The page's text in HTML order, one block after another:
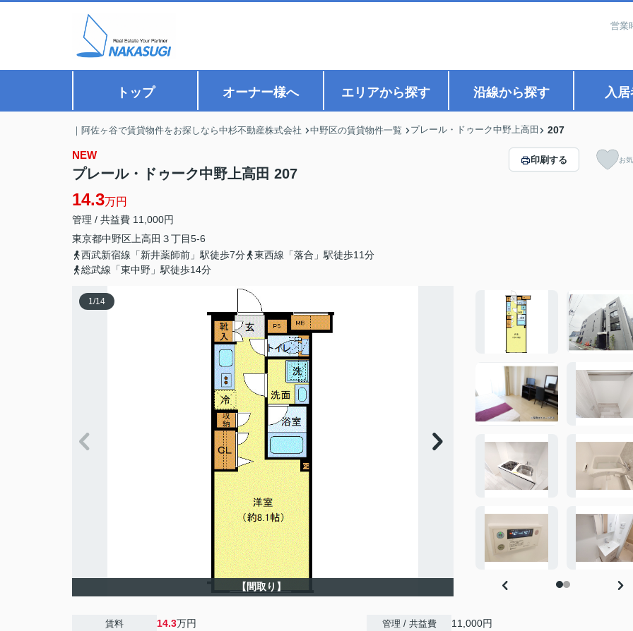
営業
トップ オーナー様へ エリアから探す 沿線から探す 入
｜阿佐ヶ谷で賃貸物件をお探しなら中杉不動産株式会社 中野区の賃貸物件一覧 プレール・ドゥーク中野上高田 207
NEW
プレール・ドゥーク中野上高田 207
14.3万円
管理 / 共益費 11,000円
東京都中野区 上高田 ３丁目5-6
西武新宿線「新井薬師前」駅徒歩7分
東西線「落合」駅徒歩11分
総武線「東中野」駅徒歩14分
印刷する お
1/14
【間取り】
賃料 14.3万円 管理 / 共益費 11,000円